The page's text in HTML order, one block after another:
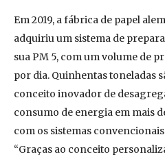
Em 2019, a fábrica de papel
adquiriu um sistema de
sua PM 5, com um volume de
por dia. Quinhentas toneladas
conceito inovador de
consumo de energia em mais
com os sistemas
“Graças ao conceito